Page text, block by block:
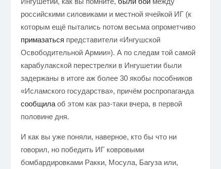
российскими силовиками и местной ячейкой ИГ (к
которым ещё пытались потом весьма опрометчиво
примазаться представители «Ингушской
Освободительной Армии»). А по следам той самой
карабулакской перестрелки в Ингушетии были
задержаны в итоге аж более 30 якобы пособников
«Исламского государства», причём роспропаганда
сообщилаоб этом как раз-таки вчера, в первой
половине дня.
И как вы уже поняли, наверное, кто бы что ни
говорил, но победить ИГ ковровыми
бомбардировками Ракки, Мосула, Багуза или,